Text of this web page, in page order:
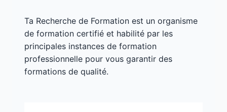
Ta Recherche de Formation est un organisme
de formation certifié et habilité par les
principales instances de formation
professionnelle pour vous garantir des
formations de qualité.